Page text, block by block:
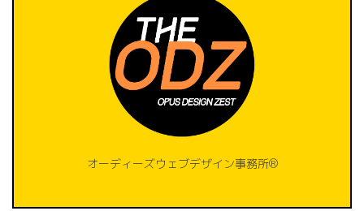
オーディーズウェブデザイン事務所®️